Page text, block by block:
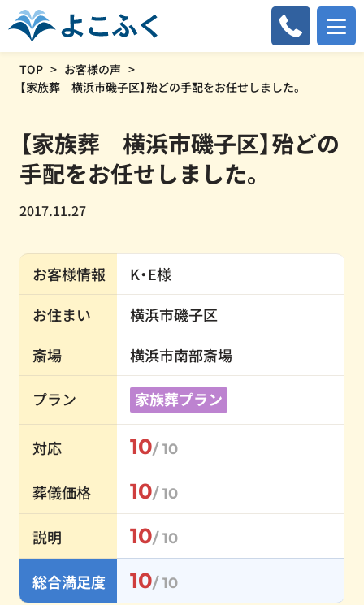
TOP
お客様の声
【家族葬 横浜市磯子区】殆どの手配をお任せしました。
【家族葬 横浜市磯子区】殆どの
手配をお任せしました。
2017.11.27
お客様情報
K・E様
お住まい
横浜市磯子区
斎場
横浜市南部斎場
プラン 家族葬プラン
対応 10/ 10
葬儀価格 10/ 10
説明 10/ 10
総合満足度 10/ 10